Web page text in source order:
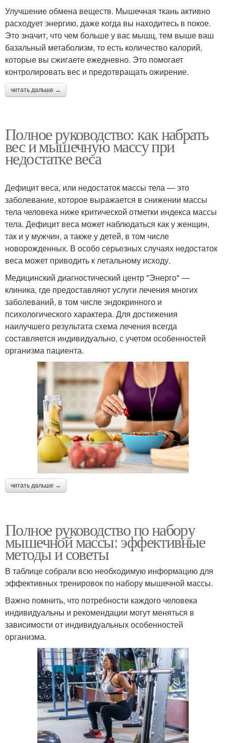
Улучшение обмена веществ. Мышечная ткань активно
расходует энергию, даже когда вы находитесь в покое.
Это значит, что чем больше у вас мышц, тем выше ваш
базальный метаболизм, то есть количество калорий,
которые вы сжигаете ежедневно. Это помогает
контролировать вес и предотвращать ожирение.
читать дальше →
Полное руководство: как набрать
вес и мышечную массу при
недостатке веса
Дефицит веса, или недостаток массы тела — это
заболевание, которое выражается в снижении массы
тела человека ниже критической отметки индекса массы
тела. Дефицит веса может наблюдаться как у женщин,
так и у мужчин, а также у детей, в том числе
новорожденных. В особо серьезных случаях недостаток
веса может приводить к летальному исходу.
Медицинский диагностический центр "Энерго" —
клиника, где предоставляют услуги лечения многих
заболеваний, в том числе эндокринного и
психологического характера. Для достижения
наилучшего результата схема лечения всегда
составляется индивидуально, с учетом особенностей
организма пациента.
читать дальше →
Полное руководство по набору
мышечной массы: эффективные
методы и советы
В таблице собрали всю необходимую информацию для
эффективных тренировок по набору мышечной массы.
Важно помнить, что потребности каждого человека
индивидуальны и рекомендации могут меняться в
зависимости от индивидуальных особенностей
организма.